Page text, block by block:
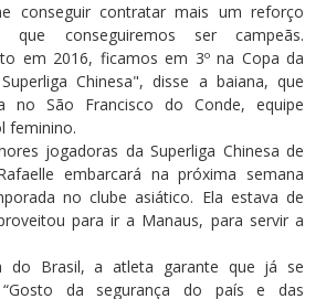
conseguir contratar mais um reforço
que conseguiremos ser campeãs.
em 2016, ficamos em 3º na Copa da
Chinesa", disse a baiana, que
no São Francisco do Conde, equipe
feminino.
jogadoras da Superliga Chinesa de
embarcará na próxima semana
no clube asiático. Ela estava de
para ir a Manaus, para servir a
do Brasil, a atleta garante que já se
da segurança do país e das